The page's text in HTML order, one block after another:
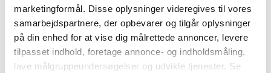
marketingformål. Disse oplysninger videregives til vores
samarbejdspartnere, der opbevarer og tilgår oplysninger
på din enhed for at vise dig målrettede annoncer, levere
tilpasset indhold, foretage annonce- og indholdsmåling,
lave målgruppeundersøgelser og udvikle tjenester. Se
kønsfordelingen i danske mid cap-selskabers
topledelse.
Hanne Salomonsen, adm. direktør i Gyldendal,